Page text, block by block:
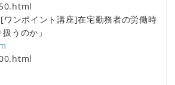
ンポイント講座]在宅勤務者の労働時
うのか」